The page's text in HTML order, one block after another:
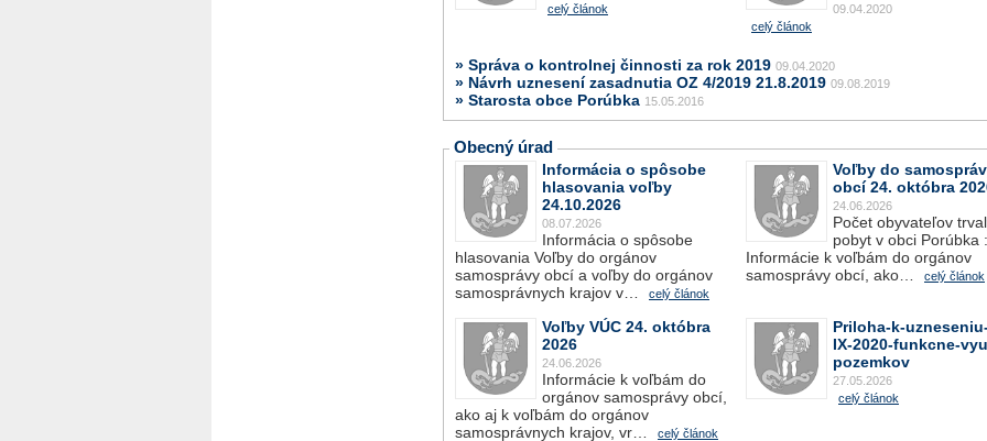
celý článok
09.04.2020
celý článok
» Správa o kontrolnej činnosti za rok 2019 09.04.2020
» Návrh uznesení zasadnutia OZ 4/2019 21.8.2019 09.08.2019
» Starosta obce Porúbka 15.05.2016
Obecný úrad
Informácia o spôsobe
hlasovania voľby
24.10.2026
08.07.2026
Informácia o spôsobe
hlasovania Voľby do orgánov
samosprávy obcí a voľby do orgánov
samosprávnych krajov v…
celý článok
Voľby do
obcí 24. októbra
24.06.2026
Počet obyvateľov
pobyt v obci Porúbka
Informácie k voľbám do orgánov
samosprávy obcí, ako…
celý článok
Voľby VÚC 24. októbra
2026
24.06.2026
Informácie k voľbám do
orgánov samosprávy obcí,
ako aj k voľbám do orgánov
samosprávnych krajov, vr…
celý článok
Priloha-k-
IX-2020-funkcne-
pozemkov
27.05.2026
celý článok